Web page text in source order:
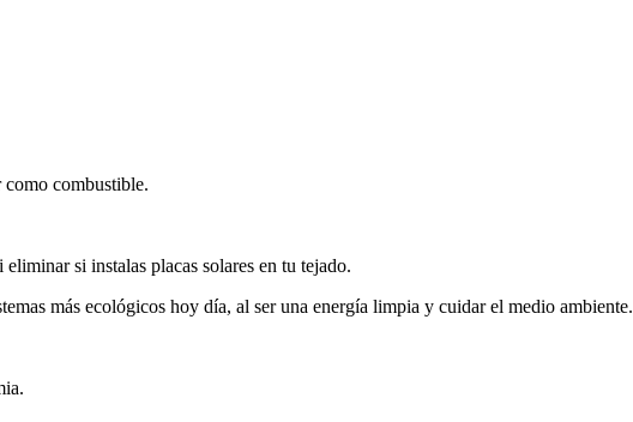
como combustible.
si instalas placas solares en tu tejado.
más ecológicos hoy día, al ser una energía limpia y cuidar el medio ambiente.